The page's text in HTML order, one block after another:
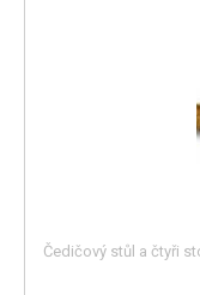
Čedičový stůl a čtyři